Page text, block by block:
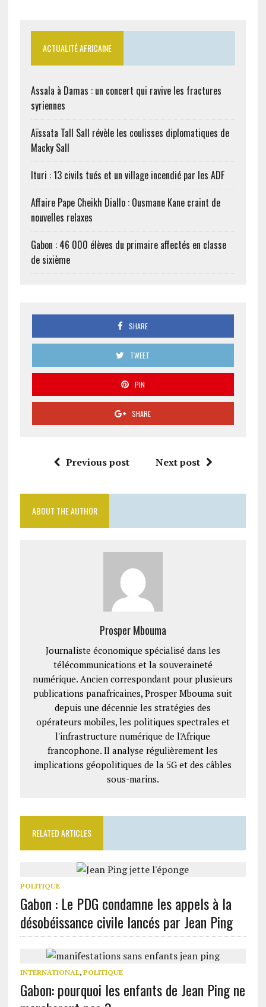
ACTUALITÉ AFRICAINE
Assala à Damas : un concert qui ravive les fractures
syriennes
Aïssata Tall Sall révèle les coulisses diplomatiques de
Macky Sall
Ituri : 13 civils tués et un village incendié par les ADF
Affaire Pape Cheikh Diallo : Ousmane Kane craint de
nouvelles relaxes
Gabon : 46 000 élèves du primaire affectés en classe
de sixième
SHARE
TWEET
PIN
SHARE
Previous post Next post
ABOUT THE AUTHOR
Prosper Mbouma
Journaliste économique spécialisé dans les
télécommunications et la souveraineté
numérique. Ancien correspondant pour plusieurs
publications panafricaines, Prosper Mbouma suit
depuis une décennie les stratégies des
opérateurs mobiles, les politiques spectrales et
l'infrastructure numérique de l'Afrique
francophone. Il analyse régulièrement les
implications géopolitiques de la 5G et des câbles
sous-marins.
RELATED ARTICLES
POLITIQUE
Gabon : Le PDG condamne les appels à la
désobéissance civile lancés par Jean Ping
INTERNATIONAL, POLITIQUE
Gabon: pourquoi les enfants de Jean Ping ne